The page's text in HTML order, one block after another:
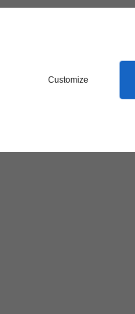
Customize